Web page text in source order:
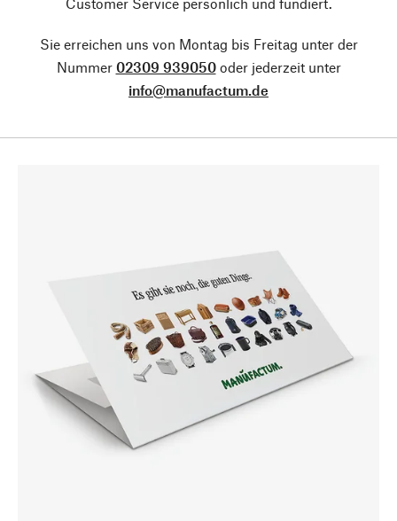
Sie erreichen uns von Montag bis Freitag unter der
Nummer 02309 939050oder jederzeit unter
info@manufactum.de